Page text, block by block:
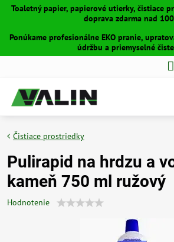
Toaletný papier, papierové utierky, čistiace
doprava zdarma nad
Ponúkame profesionálne EKO pranie,
údržbu a priemyselné
Čistiace prostriedky
Pulirapid na hrdzu a
kameň 750 ml ružový
Hodnotenie